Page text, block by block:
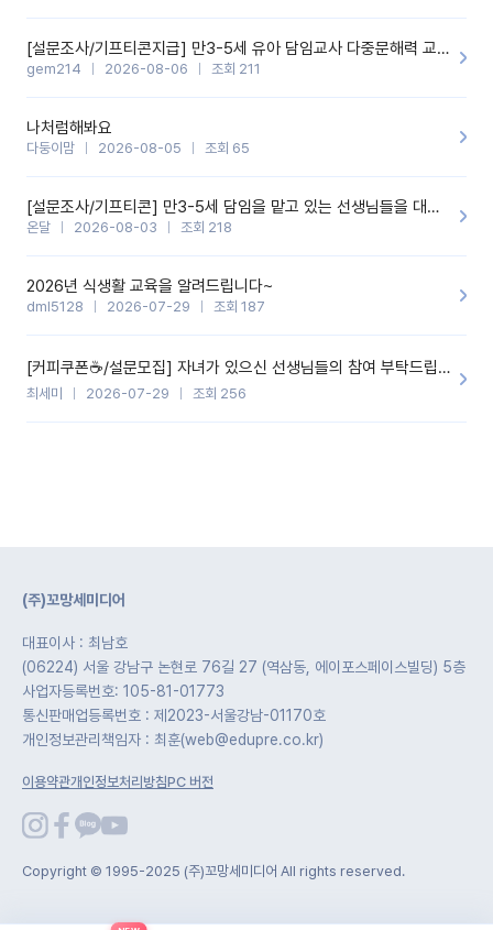
[설문조사/기프티콘지급] 만3-5세 유아 담임교사 다중문해력 교육 증진을 위한 설문조사
gem214 2026-08-06 조회 211
나처럼해봐요
다둥이맘 2026-08-05 조회 65
[설문조사/기프티콘] 만3-5세 담임을 맡고 있는 선생님들을 대상으로 설문조사를 합니다!
온달 2026-08-03 조회 218
2026년 식생활 교육을 알려드립니다~
dml5128 2026-07-29 조회 187
[커피쿠폰☕️/설문모집] 자녀가 있으신 선생님들의 참여 부탁드립니다!!
최세미 2026-07-29 조회 256
(주)꼬망세미디어
대표이사 : 최남호
(06224) 서울 강남구 논현로 76길 27 (역삼동, 에이포스페이스빌딩) 5층
사업자등록번호: 105-81-01773
통신판매업등록번호 : 제2023-서울강남-01170호
개인정보관리책임자 : 최훈(web@edupre.co.kr)
이용약관개인정보처리방침PC 버전
Copyright © 1995-2025 (주)꼬망세미디어 All rights reserved.